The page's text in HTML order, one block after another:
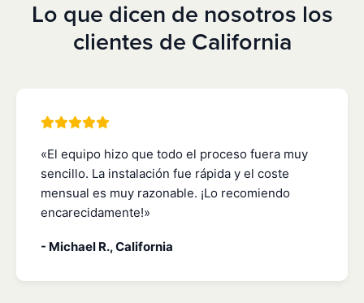
Lo que dicen de nosotros los
clientes de California
«El equipo hizo que todo el proceso fuera muy
sencillo. La instalación fue rápida y el coste
mensual es muy razonable. ¡Lo recomiendo
encarecidamente!»
- Michael R., California